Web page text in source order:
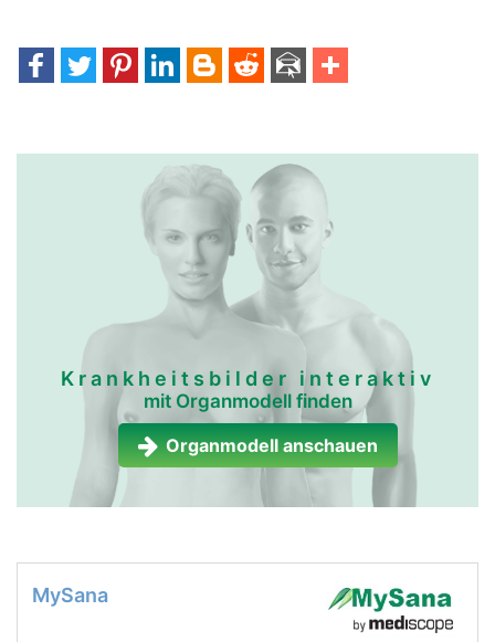
Krankheitsbilder interaktiv
mit Organmodell finden
Organmodell anschauen
MySana